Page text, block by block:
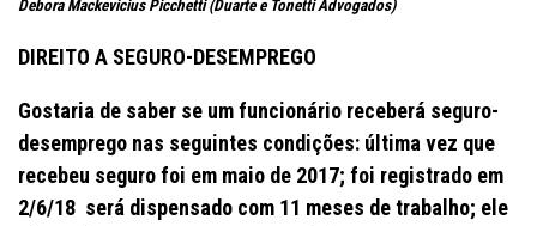
Debora Mackevicius Picchetti (Duarte e Tonetti Advogados)
DIREITO A SEGURO-DESEMPREGO
Gostaria de saber se um funcionário receberá seguro-
desemprego nas seguintes condições: última vez que
recebeu seguro foi em maio de 2017; foi registrado em
2/6/18 será dispensado com 11 meses de trabalho; ele